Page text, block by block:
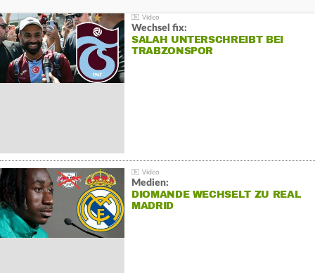
Wechsel fix:
SALAH UNTERSCHREIBT BEI
TRABZONSPOR
Medien:
DIOMANDE WECHSELT ZU REAL
MADRID